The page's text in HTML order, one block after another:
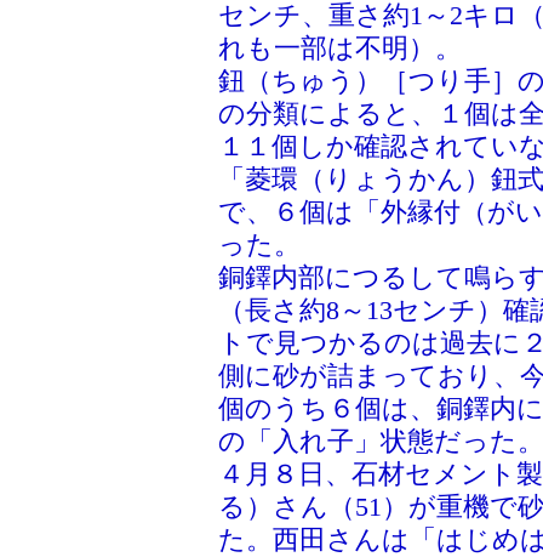
センチ、重さ約1～2キロ
れも一部は不明）。
鈕（ちゅう）［つり手］
の分類によると、１個は
１１個しか確認されてい
「菱環（りょうかん）鈕
で、６個は「外縁付（が
った。
銅鐸内部につるして鳴ら
（長さ約8～13センチ）
トで見つかるのは過去に
側に砂が詰まっており、
個のうち６個は、銅鐸内
の「入れ子」状態だった。
４月８日、石材セメント
る）さん（51）が重機で
た。西田さんは「はじめ